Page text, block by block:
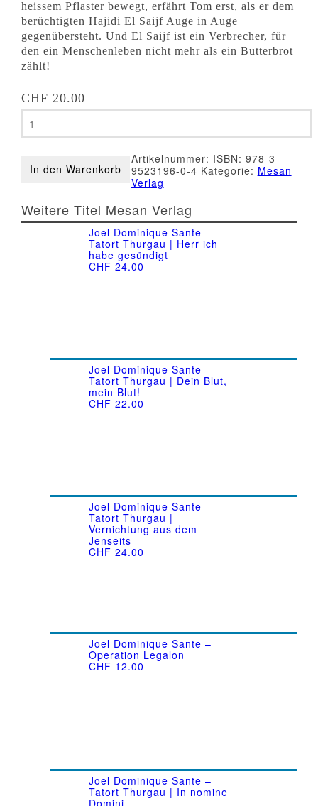
heissem Pflaster bewegt, erfährt Tom erst, als er dem
berüchtigten Hajidi El Saijf Auge in Auge
gegenübersteht. Und El Saijf ist ein Verbrecher, für
den ein Menschenleben nicht mehr als ein Butterbrot
zählt!
CHF 20.00
Joel
Dominique
Sante
Diamanten
des
In den Warenkorb
Artikelnummer: ISBN: 978-3-
9523196-0-4 Kategorie: Mesan
Verlag
Weitere Titel Mesan Verlag
Joel Dominique Sante –
Tatort Thurgau | Herr ich
habe gesündigt
CHF 24.00
Joel Dominique Sante –
Tatort Thurgau | Dein Blut,
mein Blut!
CHF 22.00
Joel Dominique Sante –
Tatort Thurgau |
Vernichtung aus dem
Jenseits
CHF 24.00
Joel Dominique Sante –
Operation Legalon
CHF 12.00
Joel Dominique Sante –
Tatort Thurgau | In nomine